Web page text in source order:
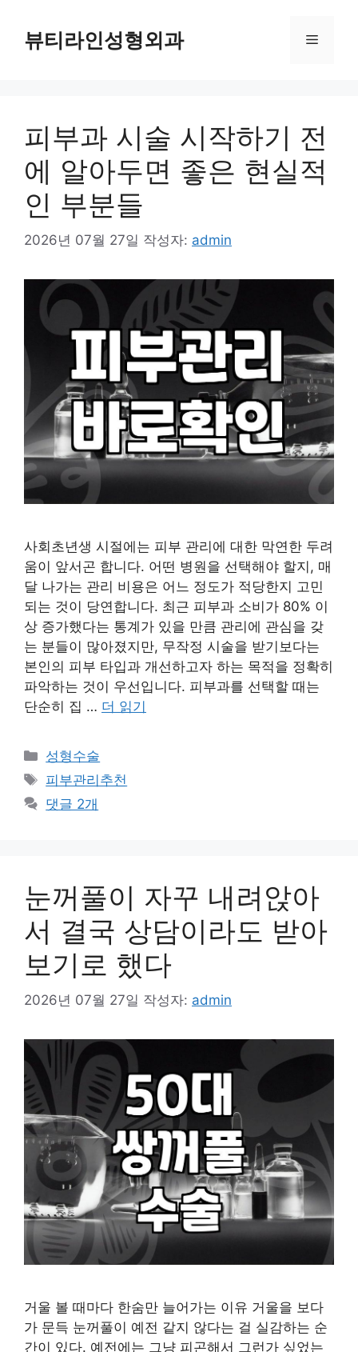
뷰티라인성형외과 메
피부과 시술 시작하기 전
에 알아두면 좋은 현실적
인 부분들
2026년 07월 27일 작성자: admin
사회초년생 시절에는 피부 관리에 대한 막연한 두려
움이 앞서곤 합니다. 어떤 병원을 선택해야 할지, 매
달 나가는 관리 비용은 어느 정도가 적당한지 고민
되는 것이 당연합니다. 최근 피부과 소비가 80% 이
상 증가했다는 통계가 있을 만큼 관리에 관심을 갖
는 분들이 많아졌지만, 무작정 시술을 받기보다는
본인의 피부 타입과 개선하고자 하는 목적을 정확히
파악하는 것이 우선입니다. 피부과를 선택할 때는
단순히 집 … 더 읽기
카
테
리
성형수술
태
그
피부관리추천
댓글 2개
눈꺼풀이 자꾸 내려앉아
서 결국 상담이라도 받아
보기로 했다
2026년 07월 27일 작성자: admin
거울 볼 때마다 한숨만 늘어가는 이유 거울을 보다
가 문득 눈꺼풀이 예전 같지 않다는 걸 실감하는 순
간이 있다. 예전에는 그냥 피곤해서 그런가 싶었는